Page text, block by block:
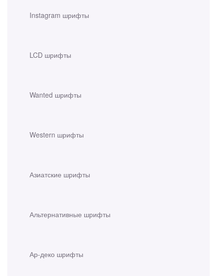
Instagram шрифты
LCD шрифты
Wanted шрифты
Western шрифты
Азиатские шрифты
Альтернативные шрифты
Ар-деко шрифты